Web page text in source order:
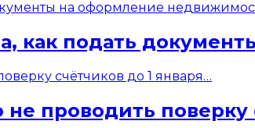
как подать
проводить поверку